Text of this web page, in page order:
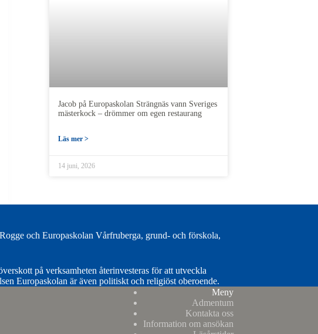
Jacob på Europaskolan Strängnäs vann Sveriges
mästerkock – drömmer om egen restaurang
Läs mer >
14 juni, 2026
och Europaskolan Vårfruberga, grund- och förskola,
på verksamheten återinvesteras för att utveckla
Europaskolan är även politiskt och religiöst oberoende.
Meny
Admentum
Kontakta oss
Information om ansökan